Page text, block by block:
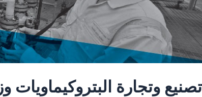
تصنيع وتجارة